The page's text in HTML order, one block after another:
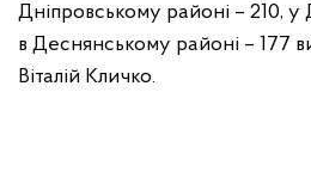
Дніпровському районі – 210,
в Деснянському районі – 177
Віталій Кличко.